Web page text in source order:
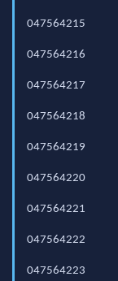
047564215
047564216
047564217
047564218
047564219
047564220
047564221
047564222
047564223